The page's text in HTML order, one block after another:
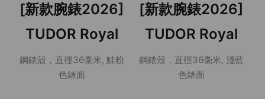
[新款腕錶2026]
TUDOR Royal
鋼錶殼，直徑36毫米, 鮭粉
色錶面
[新款腕錶2026]
TUDOR Royal
鋼錶殼，直徑36毫米, 淺藍
色錶面